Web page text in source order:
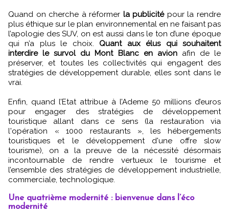
Quand on cherche à réformer la publicitépour la rendre
plus éthique sur le plan environnemental en ne faisant pas
l’apologie des SUV, on est aussi dans le ton d’une époque
qui n’a plus le choix. Quant aux élus qui souhaitent
interdire le survol du Mont Blanc en avionafin de le
préserver, et toutes les collectivités qui engagent des
stratégies de développement durable, elles sont dans le
vrai.
Enfin, quand l’Etat attribue à l’Ademe 50 millions d’euros
pour engager des stratégies de développement
touristique allant dans ce sens (la restauration via
l'opération « 1000 restaurants », les hébergements
touristiques et le développement d'une offre slow
tourisme), on a la preuve de la nécessité désormais
incontournable de rendre vertueux le tourisme et
l’ensemble des stratégies de développement industrielle,
commerciale, technologique.
Une quatrième modernité : bienvenue dans l’éco
modernité